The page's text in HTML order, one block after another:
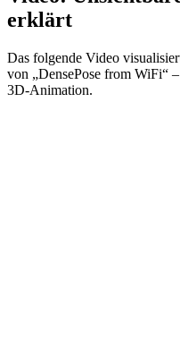
erklärt
Das folgende Video
von „DensePose from WiFi“
3D-Animation.